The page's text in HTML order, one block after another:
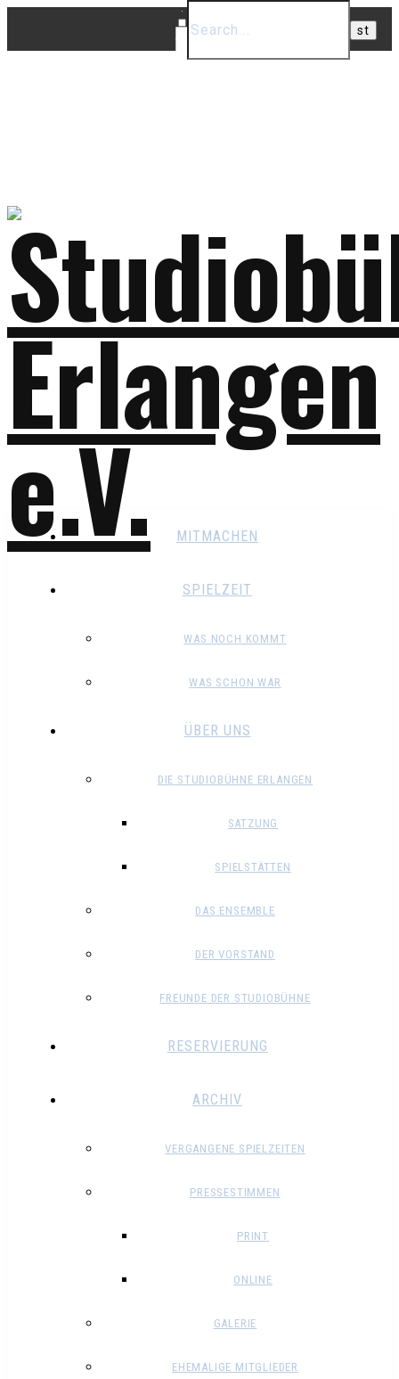
MITMACHEN
SPIELZEIT
WAS NOCH KOMMT
WAS SCHON WAR
ÜBER UNS
DIE STUDIOBÜHNE ERLANGEN
SATZUNG
SPIELSTÄTTEN
DAS ENSEMBLE
DER VORSTAND
FREUNDE DER STUDIOBÜHNE
RESERVIERUNG
ARCHIV
VERGANGENE SPIELZEITEN
PRESSESTIMMEN
PRINT
ONLINE
GALERIE
EHEMALIGE MITGLIEDER